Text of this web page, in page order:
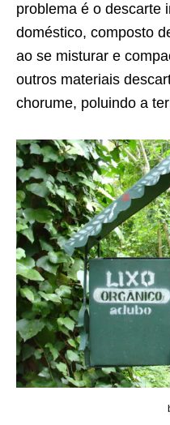
problema é o descarte
doméstico, composto
ao se misturar e
outros materiais
chorume, poluindo a